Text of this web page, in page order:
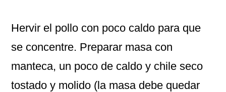
Hervir el pollo con poco caldo para que
se concentre. Preparar masa con
manteca, un poco de caldo y chile seco
tostado y molido (la masa debe quedar